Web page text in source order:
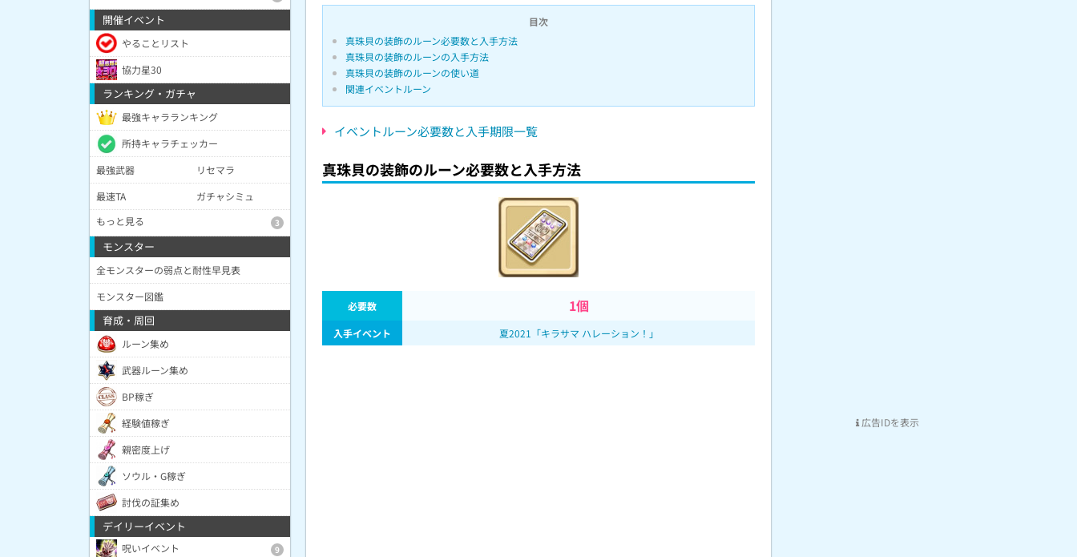
目次
真珠貝の装飾のルーン必要数と入手方法
真珠貝の装飾のルーンの入手方法
真珠貝の装飾のルーンの使い道
関連イベントルーン
イベントルーン必要数と入手期限一覧
真珠貝の装飾のルーン必要数と入手方法
必要数 1個
入手イベント 夏2021「キラサマ ハレーション！」
開催イベント
やることリスト
協力星30
ランキング・ガチャ
最強キャラランキング
所持キャラチェッカー
最強武器
リセマラ
最速TA
ガチャシミュ
もっと見る
3
モンスター
全モンスターの弱点と耐性早見表
モンスター図鑑
育成・周回
ルーン集め
武器ルーン集め
BP稼ぎ
経験値稼ぎ
親密度上げ
ソウル・G稼ぎ
討伐の証集め
デイリーイベント
呪いイベント 9
広告IDを表示